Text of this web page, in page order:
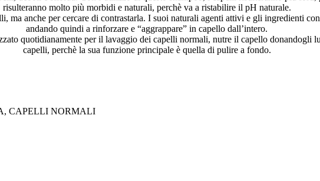
risulteranno molto più morbidi e naturali, perchè va a ristabilire il pH naturale.
ma anche per cercare di contrastarla. I suoi naturali agenti attivi e gli ingredienti
andando quindi a rinforzare e “aggrappare” in capello dall’intero.
quotidianamente per il lavaggio dei capelli normali, nutre il capello donandogli
capelli, perchè la sua funzione principale è quella di pulire a fondo.
CAPELLI NORMALI